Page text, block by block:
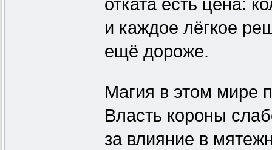
отката есть цена:
и каждое лёгкое
ещё дороже.
Магия в этом мире
Власть короны
за влияние в